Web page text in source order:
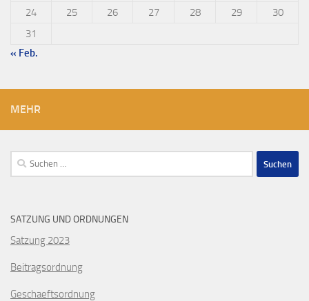
24
25 26 27 28 29
30
31
« Feb.
MEHR
Suchen
nach:
SATZUNG UND ORDNUNGEN
Satzung 2023
Beitragsordnung
Geschaeftsordnung